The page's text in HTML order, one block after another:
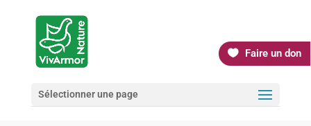
Faire un don
Sélectionner une page